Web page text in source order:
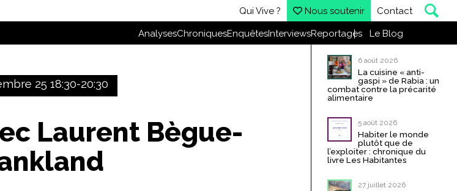
Qui Vive ? Nous soutenir Contact
AnalysesChroniquesEnquêtesInterviewsReportages Le Blog
25 18:30-20:30
Laurent Bègue-
6 août 2026
La cuisine « anti-
gaspi » de Rabia : un
combat contre la précarité
alimentaire
5 août 2026
Habiter le monde
plutôt que de
l’exploiter : chronique du
livre Les Habitantes
27 juillet 2026